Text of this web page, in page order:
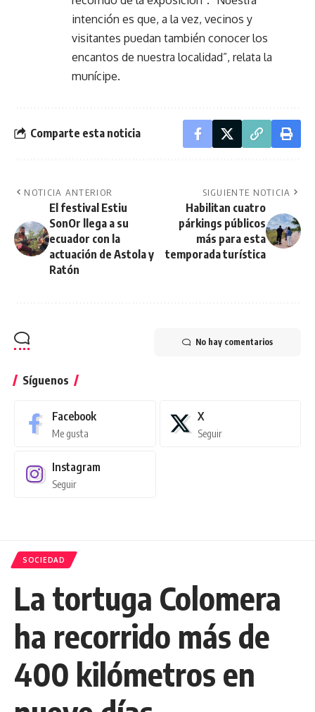
intención es que, a la vez, vecinos y
visitantes puedan también conocer los
encantos de nuestra localidad”, relata la
munícipe.
Comparte esta noticia
NOTICIA ANTERIOR
El festival Estiu
SonOr llega a su
ecuador con la
actuación de Astola y
Ratón
SIGUIENTE NOTICIA
Habilitan cuatro
párkings públicos
más para esta
temporada turística
No hay comentarios
Síguenos
Facebook
Me gusta
X
Seguir
Instagram
Seguir
SOCIEDAD
La tortuga Colomera
ha recorrido más de
400 kilómetros en